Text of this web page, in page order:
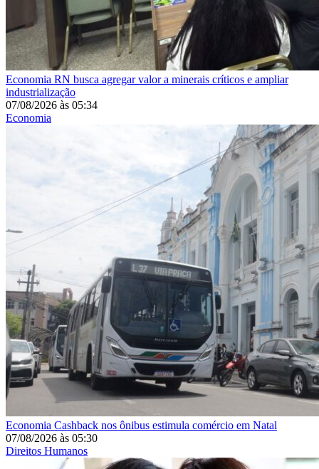
Economia RN busca agregar valor a minerais críticos e ampliar
industrialização
07/08/2026 às 05:34
Economia
Economia Cashback nos ônibus estimula comércio em Natal
07/08/2026 às 05:30
Direitos Humanos